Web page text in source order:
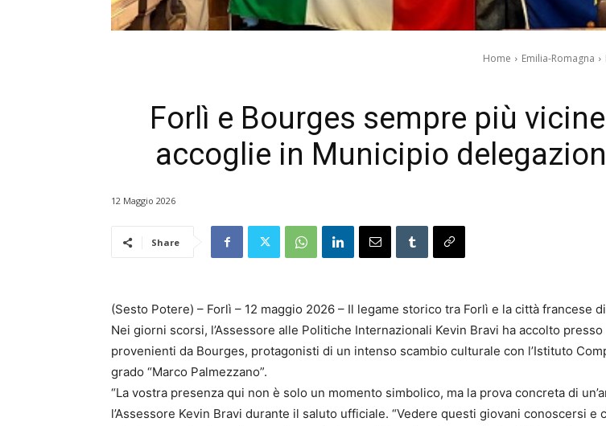
Home Emilia-Romagna
Forlì e Bourges sempre più
accoglie in Municipio
12 Maggio 2026
Share
(Sesto Potere) – Forlì – 12 maggio 2026 – Il legame storico tra Forlì e la città
Nei giorni scorsi, l’Assessore alle Politiche Internazionali Kevin Bravi ha accolto
provenienti da Bourges, protagonisti di un intenso scambio culturale con l’Istituto
grado “Marco Palmezzano”.
“La vostra presenza qui non è solo un momento simbolico, ma la prova concreta di
l’Assessore Kevin Bravi durante il saluto ufficiale. “Vedere questi giovani conoscersi